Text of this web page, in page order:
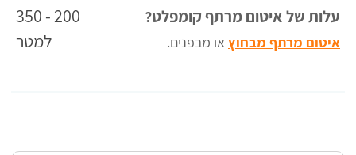
עלות של איטום מרתף קומפלט?
איטום מרתף מבחוץאו מבפנים.
200 - 350
למטר